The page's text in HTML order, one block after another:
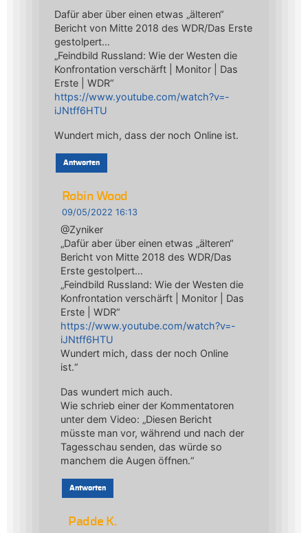
Dafür aber über einen etwas „älteren“
Bericht von Mitte 2018 des WDR/Das Erste
gestolpert…
„Feindbild Russland: Wie der Westen die
Konfrontation verschärft | Monitor | Das
Erste | WDR“
https://www.youtube.com/watch?v=-
iJNtff6HTU
Wundert mich, dass der noch Online ist.
Antworten
Robin Wood
09/05/2022 16:13
@Zyniker
„Dafür aber über einen etwas „älteren“
Bericht von Mitte 2018 des WDR/Das
Erste gestolpert…
„Feindbild Russland: Wie der Westen die
Konfrontation verschärft | Monitor | Das
Erste | WDR“
https://www.youtube.com/watch?v=-
iJNtff6HTU
Wundert mich, dass der noch Online
ist.“
Das wundert mich auch.
Wie schrieb einer der Kommentatoren
unter dem Video: „Diesen Bericht
müsste man vor, während und nach der
Tagesschau senden, das würde so
manchem die Augen öffnen.“
Antworten
Padde K.